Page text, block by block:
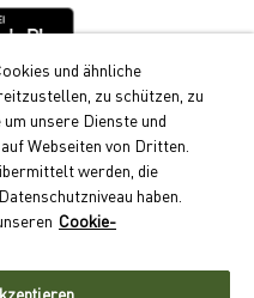
beliebten Cumulus-Punkte.
Cumulus-Punkte sammeln
und ähnliche
zu schützen, zu
unsere Dienste und
Webseiten von Dritten.
werden, die
haben.
Cookie-